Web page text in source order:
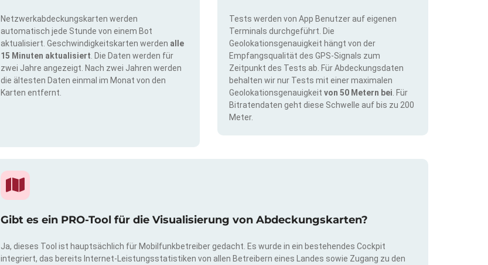
Netzwerkabdeckungskarten werden
automatisch jede Stunde von einem Bot
aktualisiert. Geschwindigkeitskarten werden alle
15 Minuten aktualisiert . Die Daten werden für
zwei Jahre angezeigt. Nach zwei Jahren werden
die ältesten Daten einmal im Monat von den
Karten entfernt.
Tests werden von App Benutzer auf eigenen
Terminals durchgeführt. Die
Geolokationsgenauigkeit hängt von der
Empfangsqualität des GPS-Signals zum
Zeitpunkt des Tests ab. Für Abdeckungsdaten
behalten wir nur Tests mit einer maximalen
Geolokationsgenauigkeit von 50 Metern bei . Für
Bitratendaten geht diese Schwelle auf bis zu 200
Meter.
Gibt es ein PRO-Tool für die Visualisierung von Abdeckungskarten?
Ja, dieses Tool ist hauptsächlich für Mobilfunkbetreiber gedacht. Es wurde in ein bestehendes Cockpit
integriert, das bereits Internet-Leistungsstatistiken von allen Betreibern eines Landes sowie Zugang zu den